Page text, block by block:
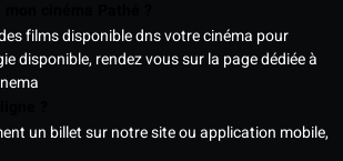
films disponible dns votre cinéma pour
disponible, rendez vous sur la page dédiée à
un billet sur notre site ou application mobile,